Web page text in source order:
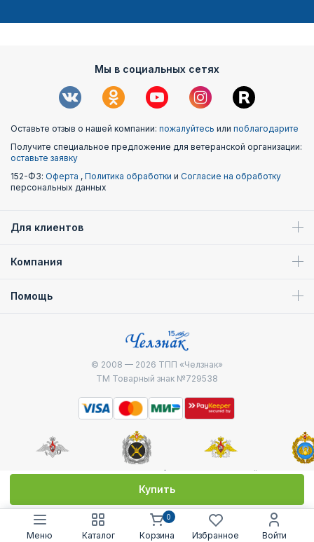
Купить
Мы в социальных сетях
Оставьте отзыв о нашей компании: пожалуйтесь или поблагодарите
Получите специальное предложение для ветеранской организации:
оставьте заявку
152-ФЗ: Оферта , Политика обработки и Согласие на обработку
персональных данных
Для клиентов
Компания
Помощь
© 2008 — 2026 ТПП «Челзнак»
ТМ Товарный знак №729538
Министерство
Генштаб ВС РФ
Военно-морской
Меню Каталог Корзина
0
Избранное Войти